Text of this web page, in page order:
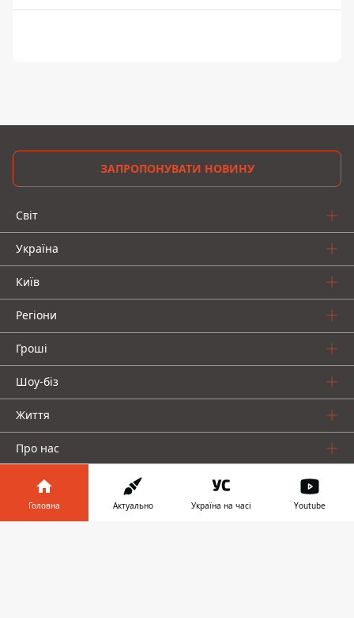
ЗАПРОПОНУВАТИ НОВИНУ
Світ
Україна
Київ
Регіони
Гроші
Шоу-біз
Життя
Про нас
Головна Актуально Україна на часі Youtube